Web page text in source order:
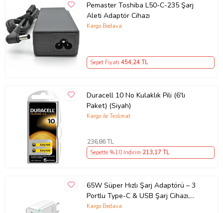
Pemaster Toshiba L50-C-235 Şarj
Aleti Adaptör Cihazı
Kargo Bedava
Sepet Fiyatı 454,24 TL
Duracell 10 No Kulaklık Pili (6'lı
Paket) (Siyah)
Kargo ile Teslimat
236,86 TL
Sepette %10 İndirim 213,17 TL
65W Süper Hızlı Şarj Adaptörü – 3
Portlu Type-C & USB Şarj Cihazı,
GaN Teknolojili 65W Hızlı Şarj Cihazı
Kargo Bedava